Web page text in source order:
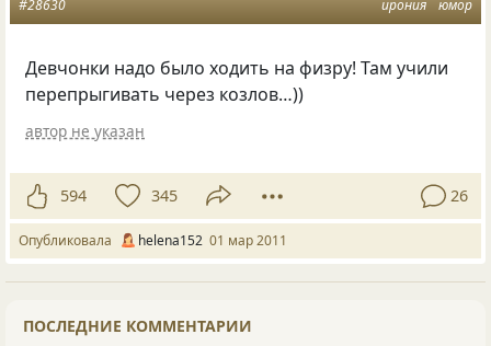
ирония юмор
#28630
Девчонки надо было ходить на физру! Там учили
перепрыгивать через козлов…))
автор не указан
594 345 26
Опубликовала helena152 01 мар 2011
ПОСЛЕДНИЕ КОММЕНТАРИИ